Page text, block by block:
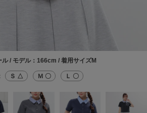
ル / モデル：166cm / 着用サイズM
Ｓ △ Ｍ 〇 Ｌ 〇